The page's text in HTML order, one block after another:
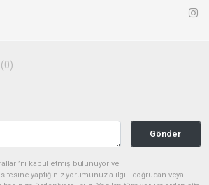
(0)
Gönder
kabul etmiş bulunuyor ve
yaptığınız yorumunuzla ilgili doğrudan veya